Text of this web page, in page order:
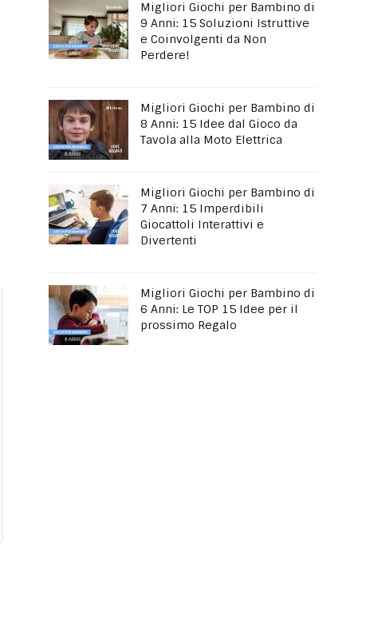
Migliori Giochi per Bambino di
9 Anni: 15 Soluzioni Istruttive
e Coinvolgenti da Non
Perdere!
Migliori Giochi per Bambino di
8 Anni: 15 Idee dal Gioco da
Tavola alla Moto Elettrica
Migliori Giochi per Bambino di
7 Anni: 15 Imperdibili
Giocattoli Interattivi e
Divertenti
Migliori Giochi per Bambino di
6 Anni: Le TOP 15 Idee per il
prossimo Regalo